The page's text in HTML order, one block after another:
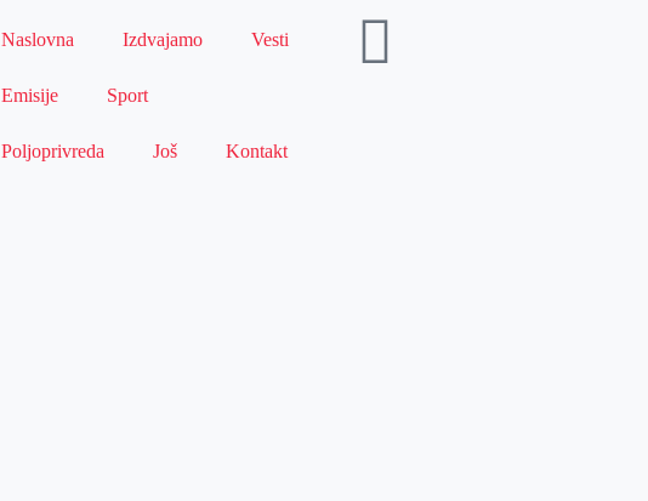
Naslovna Izdvajamo Vesti
Emisije Sport
Poljoprivreda Još Kontakt